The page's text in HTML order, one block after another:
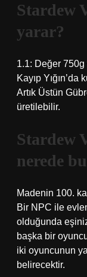
Stardew
yarar?
1.1: Değer 750g
Kayıp Yığın’da
Artık Üstün
üretilebilir.
Stardew
nerede
Madenin 100.
Bir NPC ile
olduğunda
başka bir
iki oyuncunun
belirecektir.